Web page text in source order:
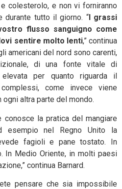
colesterolo, e non vi forniranno
durante tutto il giorno. “I grassi
flusso sanguigno come
sentire molto lenti,” continua
americani del nord sono carenti,
di una fonte vitale di
per quanto riguarda il
come invece viene
altra parte del mondo.
conosce la pratica del mangiare
esempio nel Regno Unito la
fagioli e pane tostato. In
In Medio Oriente, in molti paesi
continua Barnard.
pensare che sia impossibile